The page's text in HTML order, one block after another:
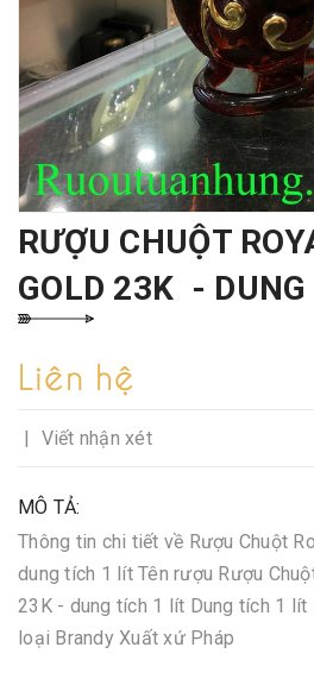
RƯỢU CHUỘT
GOLD 23K -
Liên hệ
| Viết nhận xét
MÔ TẢ:
Thông tin chi tiết về Rượu Chuột
dung tích 1 lít Tên rượu Rượu
23K - dung tích 1 lít Dung tích 1 lít
loại Brandy Xuất xứ Pháp